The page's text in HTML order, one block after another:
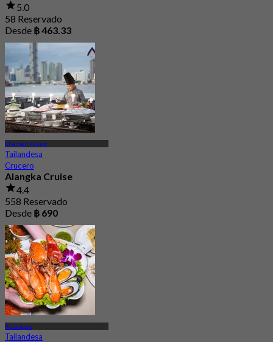
5.0
58 Reservado
Desde ฿ 463.33
Charoen Krung
Tailandesa
Crucero
Alangka Cruise
4.4
558 Reservado
Desde ฿ 690
Asiatique
Tailandesa